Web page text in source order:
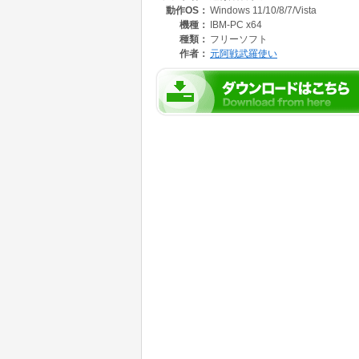
ちょうどデスクトップ画面に絵のかいてある
パソコンを自由に扱うことができます。
プログラム内部に画像を4枚持っていて、そ
壁紙のように一定時間間隔で画像を自動で入れ
指定した時間で画像を読み込んだり、時報を
動作OS： Windows 11/10/8/7/Vista
機種：
IBM-PC x64
種類： フリーソフト
作者： 元阿戦武羅使い